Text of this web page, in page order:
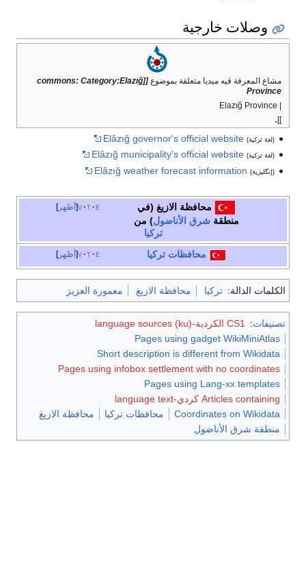
وصلات خارجية
مشاع المعرفة فيه ميديا متعلقة بموضوع [[commons: Category:Elazığ
Province
| Elazığ Province
]]
.
(لغة تركية) Elâzığ governor's official website
(لغة تركية) Elâzığ municipality's official website
(إنگليزية) Elâzığ weather forecast information
أظهر v t e محافظة الازيغ (في
منطقة شرق الأناضول) من
تركيا
أظهر v t e محافظات تركيا
الكلمات الدالة: تركيا محافظة الازيغ معمورة العزيز
تصنيفات:
CS1 الكردية-language sources (ku)
Pages using gadget WikiMiniAtlas
Short description is different from Wikidata
Pages using infobox settlement with no coordinates
Pages using Lang-xx templates
Articles containing كردي-language text
Coordinates on Wikidata
محافظات تركيا
محافظة الازيغ
منطقة شرق الأناضول